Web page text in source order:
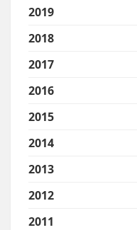
2019
2018
2017
2016
2015
2014
2013
2012
2011